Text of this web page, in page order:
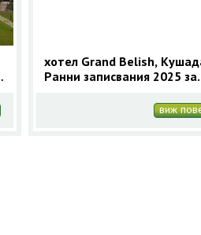
хотел Grand Belish,
Ранни записвания 2025 за
виж